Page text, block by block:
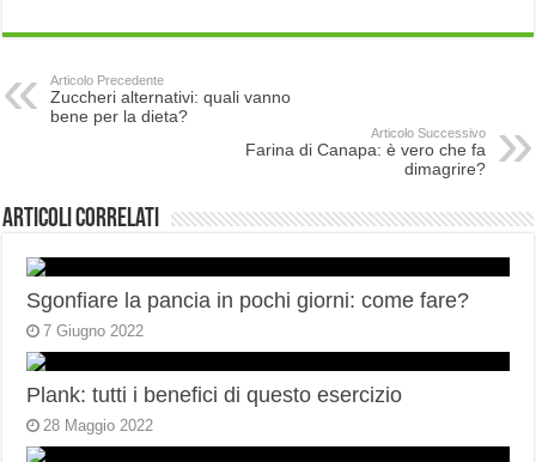
Articolo Precedente
Zuccheri alternativi: quali vanno
bene per la dieta?
Articolo Successivo
Farina di Canapa: è vero che fa
dimagrire?
Articoli correlati
Sgonfiare la pancia in pochi giorni: come fare?
7 Giugno 2022
Plank: tutti i benefici di questo esercizio
28 Maggio 2022